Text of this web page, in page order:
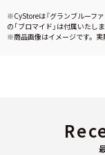
※CyStoreは『グランブルーフ
の「ブロマイド」は付属いたし
※商品画像はイメージです。